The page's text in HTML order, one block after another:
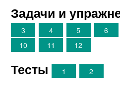
Задачи и
3
4 5 6
10
11 12
Тесты 1 2